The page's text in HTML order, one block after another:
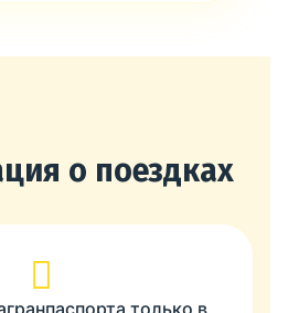
о поездках